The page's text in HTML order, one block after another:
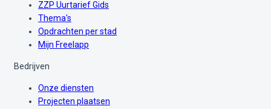
ZZP Uurtarief Gids
Thema's
Opdrachten per stad
Mijn Freelapp
Bedrijven
Onze diensten
Projecten plaatsen